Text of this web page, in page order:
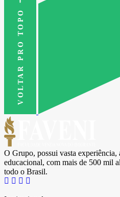
VOLTAR PRO TOPO
O Grupo, possui vasta experiência,
educacional, com mais de 500 mil
todo o Brasil.